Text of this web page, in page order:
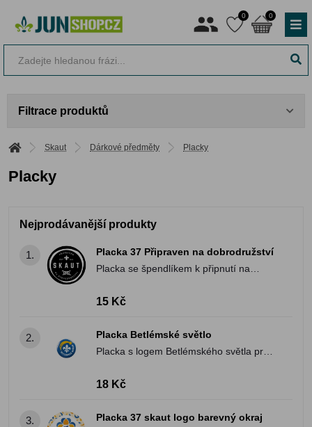
0 0
Filtrace produktů
Skaut Dárkové předměty Placky
Placky
Nejprodávanější produkty
1.
Placka 37 Připraven na dobrodružství
Placka se špendlíkem k připnutí na
15 Kč
2.
Placka Betlémské světlo
Placka s logem Betlémského světla pro
18 Kč
3.
Placka 37 skaut logo barevný okraj